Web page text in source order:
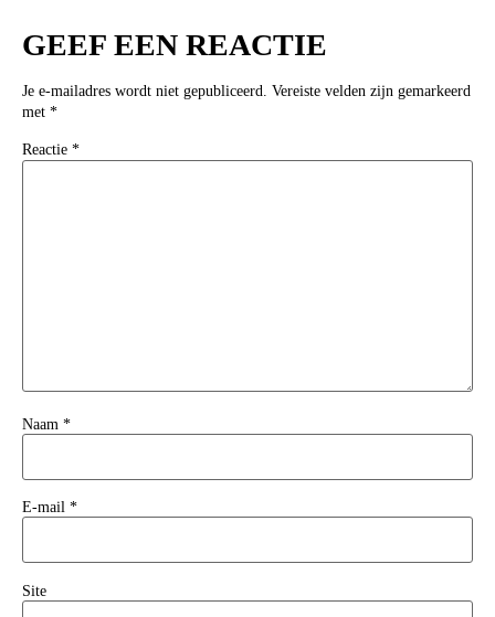
GEEF EEN REACTIE
Je e-mailadres wordt niet gepubliceerd. Vereiste velden zijn gemarkeerd
met *
Reactie *
Naam *
E-mail *
Site